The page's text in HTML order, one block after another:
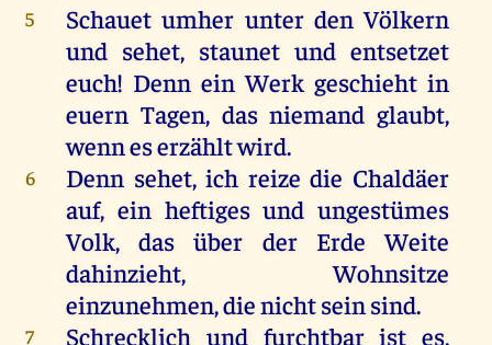
5
Schauet umher unter den Völkern
und sehet, staunet und entsetzet
euch! Denn ein Werk geschieht in
euern Tagen, das niemand glaubt,
wenn es erzählt wird.
6
Denn sehet, ich reize die Chaldäer
auf, ein heftiges und ungestümes
Volk, das über der Erde Weite
dahinzieht, Wohnsitze
einzunehmen, die nicht sein sind.
7
Schrecklich und furchtbar ist es,